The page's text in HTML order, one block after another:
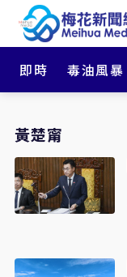
即時 毒油風暴
黃楚甯